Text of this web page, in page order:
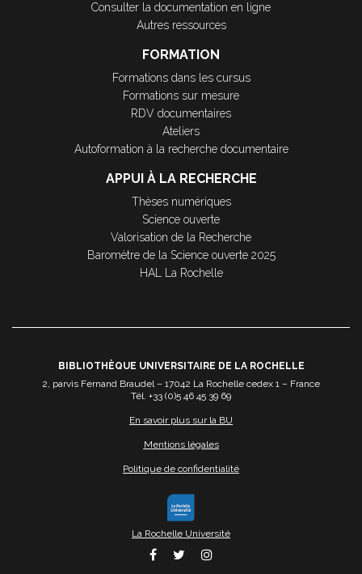
Consulter la documentation en ligne
Autres ressources
FORMATION
Formations dans les cursus
Formations sur mesure
RDV documentaires
Ateliers
Autoformation à la recherche documentaire
APPUI À LA RECHERCHE
Thèses numériques
Science ouverte
Valorisation de la Recherche
Baromètre de la Science ouverte 2025
HAL La Rochelle
BIBLIOTHÈQUE UNIVERSITAIRE DE LA ROCHELLE
2, parvis Fernand Braudel – 17042 La Rochelle cedex 1 – France
Tél. +33 (0)5 46 45 39 69
En savoir plus sur la BU
Mentions légales
Politique de confidentialité
La Rochelle Université